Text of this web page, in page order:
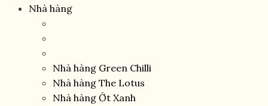
Nhà hàng
Nhà hàng Green Chilli
Nhà hàng The Lotus
Nhà hàng Ớt Xanh